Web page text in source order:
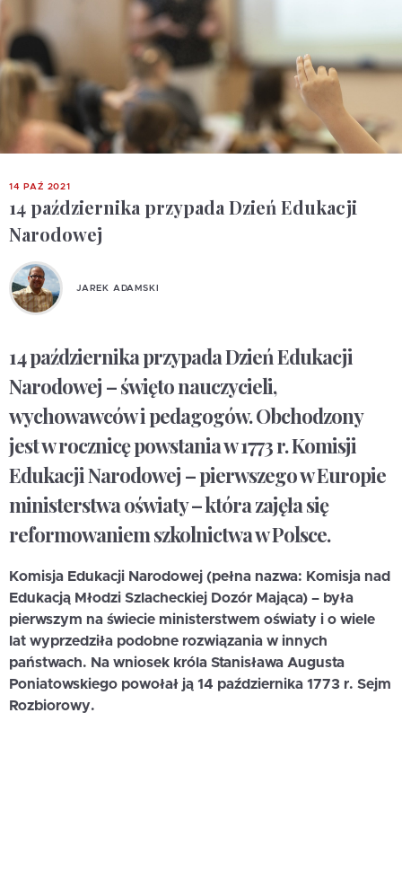
14 PAŹ 2021
14 października przypada Dzień Edukacji
Narodowej
JAREK ADAMSKI
14 października przypada Dzień Edukacji
Narodowej – święto nauczycieli,
wychowawców i pedagogów. Obchodzony
jest w rocznicę powstania w 1773 r. Komisji
Edukacji Narodowej – pierwszego w Europie
ministerstwa oświaty – która zajęła się
reformowaniem szkolnictwa w Polsce.
Komisja Edukacji Narodowej (pełna nazwa: Komisja nad
Edukacją Młodzi Szlacheckiej Dozór Mająca) – była
pierwszym na świecie ministerstwem oświaty i o wiele
lat wyprzedziła podobne rozwiązania w innych
państwach. Na wniosek króla Stanisława Augusta
Poniatowskiego powołał ją 14 października 1773 r. Sejm
Rozbiorowy.